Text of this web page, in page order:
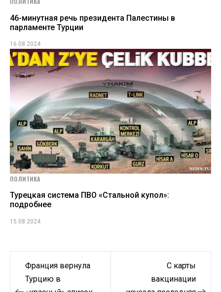
46-минутная речь президента Палестины в
парламенте Турции
16.08.2024
ПОЛИТИКА
Турецкая система ПВО «Стальной купол»:
подробнее
15.08.2024
Навигация
Франция вернула
Турцию в
С карты
вакцинации